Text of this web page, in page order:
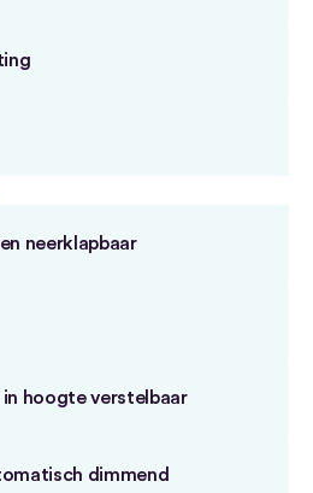
neerklapbaar
hoogte verstelbaar
dimmend